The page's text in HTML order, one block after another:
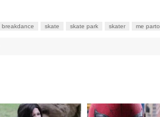
breakdance skate skate park skater me parto